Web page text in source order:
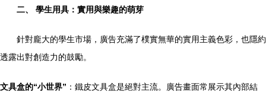
二、 學生用具：實用與樂趣的萌芽
針對龐大的學生市場，廣告充滿了樸實無華的實用主義色彩，也隱約
透露出對創造力的鼓勵。
文具盒的“小世界” ：鐵皮文具盒是絕對主流。廣告畫面常展示其內部結